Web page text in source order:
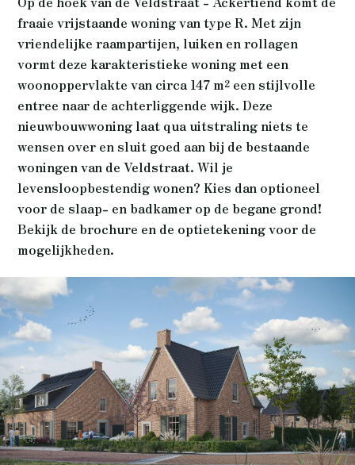
fraaie vrijstaande woning van type R. Met zijn
vriendelijke raampartijen, luiken en rollagen
vormt deze karakteristieke woning met een
woonoppervlakte van circa 147 m² een stijlvolle
entree naar de achterliggende wijk. Deze
nieuwbouwwoning laat qua uitstraling niets te
wensen over en sluit goed aan bij de bestaande
woningen van de Veldstraat. Wil je
levensloopbestendig wonen? Kies dan optioneel
voor de slaap- en badkamer op de begane grond!
Bekijk de brochure en de optietekening voor de
mogelijkheden.